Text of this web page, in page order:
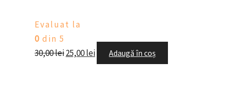
Evaluat la
0 din 5
30,00lei25,00lei Adaugă în coș